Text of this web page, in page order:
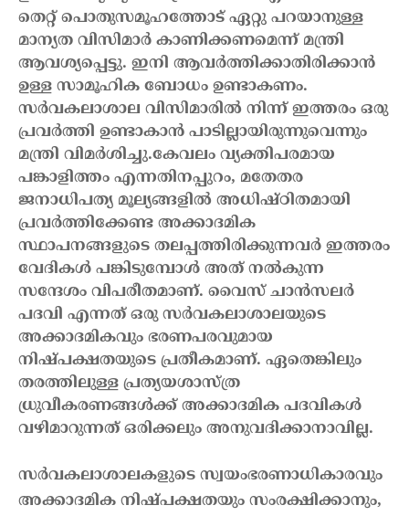
തെറ്റ് പൊതുസമൂഹത്തോട് ഏറ്റു പറയാനുള്ള
മാന്യത വിസിമാർ കാണിക്കണമെന്ന് മന്ത്രി
ആവശ്യപ്പെട്ടു. ഇനി ആവർത്തിക്കാതിരിക്കാൻ
ഉള്ള സാമൂഹിക ബോധം ഉണ്ടാകണം.
സർവകലാശാല വിസിമാരിൽ നിന്ന് ഇത്തരം ഒരു
പ്രവർത്തി ഉണ്ടാകാൻ പാടില്ലായിരുന്നുവെന്നും
മന്ത്രി വിമർശിച്ചു.കേവലം വ്യക്തിപരമായ
പങ്കാളിത്തം എന്നതിനപ്പുറം, മതേതര
ജനാധിപത്യ മൂല്യങ്ങളിൽ അധിഷ്ഠിതമായി
പ്രവർത്തിക്കേണ്ട അക്കാദമിക
സ്ഥാപനങ്ങളുടെ തലപ്പത്തിരിക്കുന്നവർ ഇത്തരം
വേദികൾ പങ്കിടുമ്പോൾ അത് നൽകുന്ന
സന്ദേശം വിപരീതമാണ്. വൈസ് ചാൻസലർ
പദവി എന്നത് ഒരു സർവകലാശാലയുടെ
അക്കാദമികവും ഭരണപരവുമായ
നിഷ്പക്ഷതയുടെ പ്രതീകമാണ്. ഏതെങ്കിലും
തരത്തിലുള്ള പ്രത്യയശാസ്ത്ര
ധ്രുവീകരണങ്ങൾക്ക് അക്കാദമിക പദവികൾ
വഴിമാറുന്നത് ഒരിക്കലും അനുവദിക്കാനാവില്ല.
സർവകലാശാലകളുടെ സ്വയംഭരണാധികാരവും
അക്കാദമിക നിഷ്പക്ഷതയും സംരക്ഷിക്കാനും,